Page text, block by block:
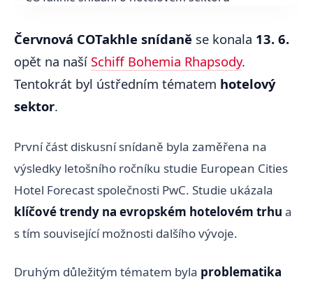
Červnová COTakhle snídaně se konala 13. 6.
opět na naší Schiff Bohemia Rhapsody.
Tentokrát byl ústředním tématem hotelový
sektor.
První část diskusní snídaně byla zaměřena na
výsledky letošního ročníku studie European Cities
Hotel Forecast společnosti PwC. Studie ukázala
klíčové trendy na evropském hotelovém trhu a
s tím související možnosti dalšího vývoje.
Druhým důležitým tématem byla problematika